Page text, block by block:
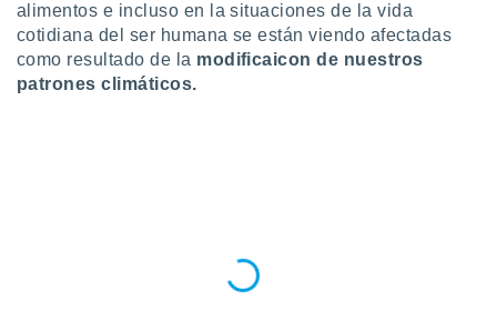
y
más
alimentos e incluso en la situaciones de la vida
cotidiana del ser humana se están viendo afectadas
como resultado de la modificaicon de nuestros
patrones climáticos.